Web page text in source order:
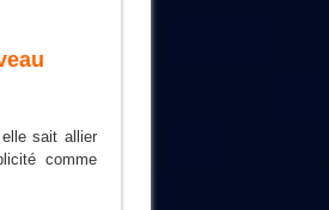
sait allier
comme